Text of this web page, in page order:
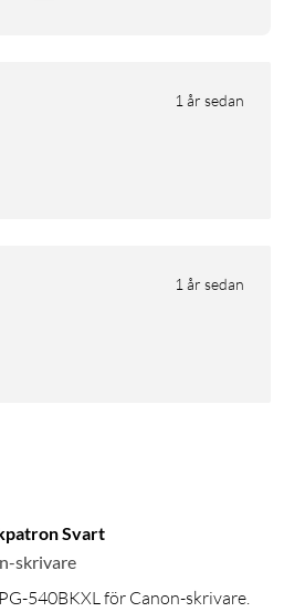
1 år sedan
1 år sedan
Svart
skrivare
540BKXL för Canon-skrivare.